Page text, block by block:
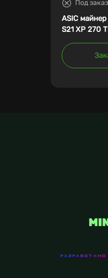
Под заказ
ASIC
S21 XP 270